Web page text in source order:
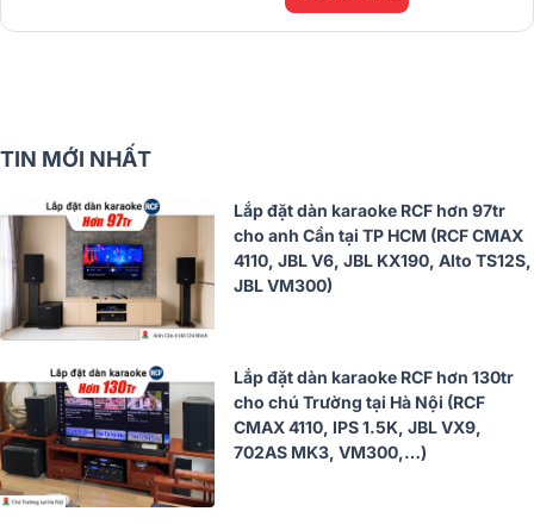
TIN MỚI NHẤT
Lắp đặt dàn karaoke RCF hơn 97tr
cho anh Cần tại TP HCM (RCF CMAX
4110, JBL V6, JBL KX190, Alto TS12S,
JBL VM300)
Lắp đặt dàn karaoke RCF hơn 130tr
cho chú Trường tại Hà Nội (RCF
CMAX 4110, IPS 1.5K, JBL VX9,
702AS MK3, VM300,…)